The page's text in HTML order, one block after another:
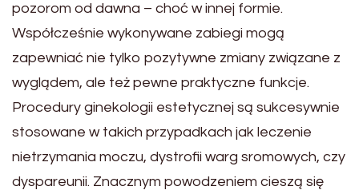
pozorom od dawna – choć w innej formie.
Współcześnie wykonywane zabiegi mogą
zapewniać nie tylko pozytywne zmiany związane z
wyglądem, ale też pewne praktyczne funkcje.
Procedury ginekologii estetycznej są sukcesywnie
stosowane w takich przypadkach jak leczenie
nietrzymania moczu, dystrofii warg sromowych, czy
dyspareunii. Znacznym powodzeniem cieszą się